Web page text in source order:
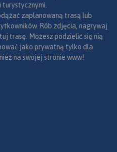
zaplanowaną trasą lub
Rób zdjęcia, nagrywaj
trasę. Możesz podzielić się nią
jako prywatną tylko dla
na swojej stronie www!